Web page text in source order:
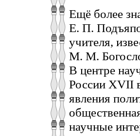
Ещё более
Е. П.
учителя,
М. М.
В центре
России XVII
явления
научные